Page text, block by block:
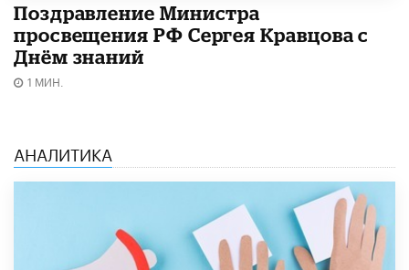
Поздравление Министра
просвещения РФ Сергея Кравцова с
Днём знаний
1 МИН.
АНАЛИТИКА